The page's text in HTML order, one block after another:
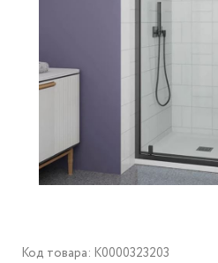
Код товара: K0000323203